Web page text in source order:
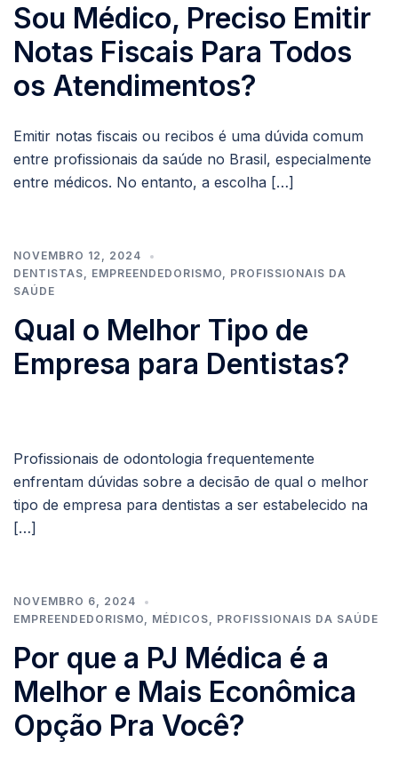
Sou Médico, Preciso Emitir
Notas Fiscais Para Todos
os Atendimentos?
Emitir notas fiscais ou recibos é uma dúvida comum
entre profissionais da saúde no Brasil, especialmente
entre médicos. No entanto, a escolha […]
NOVEMBRO 12, 2024
DENTISTAS, EMPREENDEDORISMO, PROFISSIONAIS DA
SAÚDE
Qual o Melhor Tipo de
Empresa para Dentistas?
Profissionais de odontologia frequentemente
enfrentam dúvidas sobre a decisão de qual o melhor
tipo de empresa para dentistas a ser estabelecido na
[…]
NOVEMBRO 6, 2024
EMPREENDEDORISMO, MÉDICOS, PROFISSIONAIS DA SAÚDE
Por que a PJ Médica é a
Melhor e Mais Econômica
Opção Pra Você?